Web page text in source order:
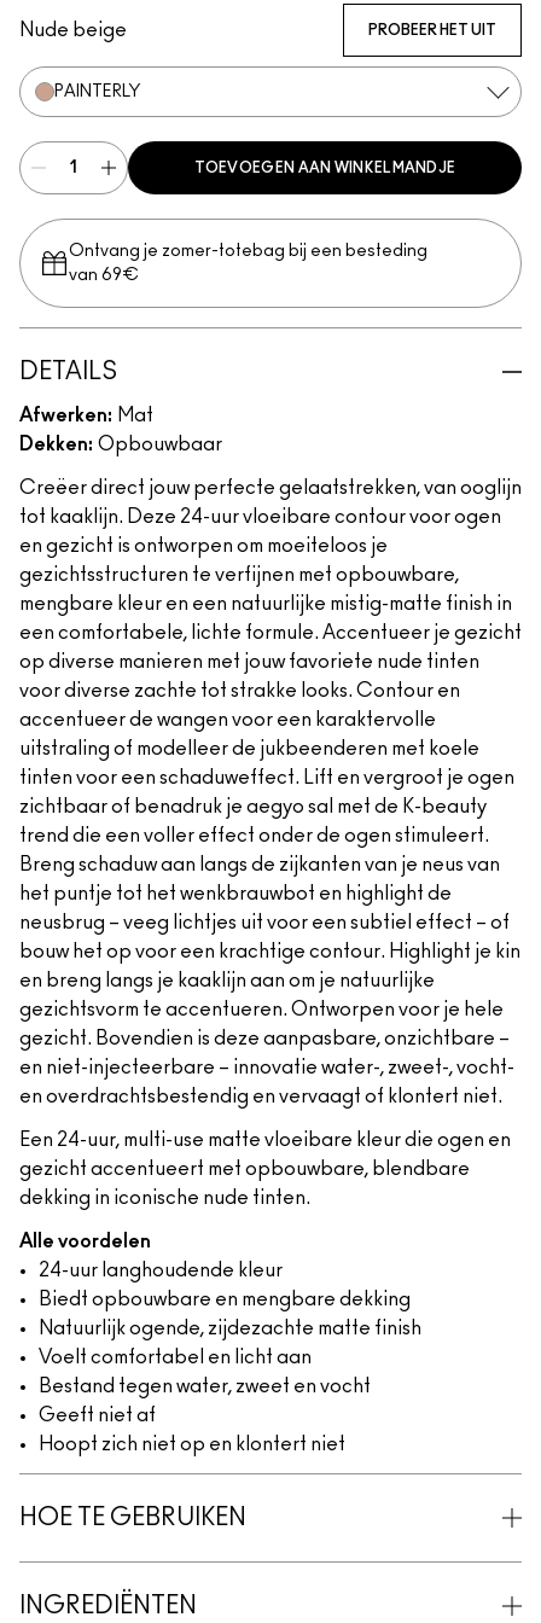
Nude beige PROBEER HET UIT
PAINTERLY
TOEVOEGEN AAN WINKELMANDJE
Ontvang je zomer-totebag bij een besteding
van 69€
DETAILS
Afwerken: Mat
Dekken: Opbouwbaar
Creëer direct jouw perfecte gelaatstrekken, van ooglijn
tot kaaklijn. Deze 24-uur vloeibare contour voor ogen
en gezicht is ontworpen om moeiteloos je
gezichtsstructuren te verfijnen met opbouwbare,
mengbare kleur en een natuurlijke mistig-matte finish in
een comfortabele, lichte formule. Accentueer je gezicht
op diverse manieren met jouw favoriete nude tinten
voor diverse zachte tot strakke looks. Contour en
accentueer de wangen voor een karaktervolle
uitstraling of modelleer de jukbeenderen met koele
tinten voor een schaduweffect. Lift en vergroot je ogen
zichtbaar of benadruk je aegyo sal met de K-beauty
trend die een voller effect onder de ogen stimuleert.
Breng schaduw aan langs de zijkanten van je neus van
het puntje tot het wenkbrauwbot en highlight de
neusbrug – veeg lichtjes uit voor een subtiel effect – of
bouw het op voor een krachtige contour. Highlight je kin
en breng langs je kaaklijn aan om je natuurlijke
gezichtsvorm te accentueren. Ontworpen voor je hele
gezicht. Bovendien is deze aanpasbare, onzichtbare –
en niet-injecteerbare – innovatie water-, zweet-, vocht-
en overdrachtsbestendig en vervaagt of klontert niet.
Een 24-uur, multi-use matte vloeibare kleur die ogen en
gezicht accentueert met opbouwbare, blendbare
dekking in iconische nude tinten.
Alle voordelen
24-uur langhoudende kleur
Biedt opbouwbare en mengbare dekking
Natuurlijk ogende, zijdezachte matte finish
Voelt comfortabel en licht aan
Bestand tegen water, zweet en vocht
Geeft niet af
Hoopt zich niet op en klontert niet
HOE TE GEBRUIKEN
INGREDIËNTEN